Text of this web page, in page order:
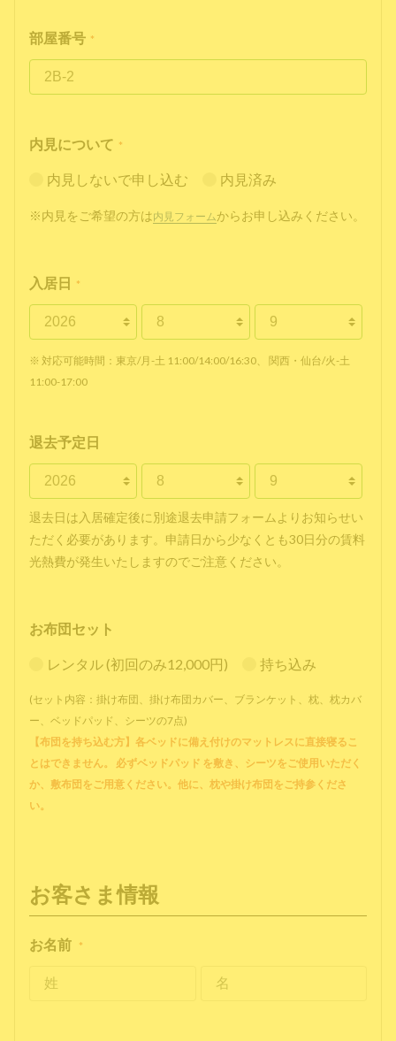
部屋番号 *
内見について *
内見しないで申し込む 内見済み
※内見をご希望の方は 内見フォームからお申し込みください。
入居日 *
※ 対応可能時間：東京/月-土 11:00/14:00/16:30、 関西・仙台/火-土
11:00-17:00
退去予定日
退去日は入居確定後に別途退去申請フォームよりお知らせい
ただく必要があります。申請日から少なくとも30日分の賃料
光熱費が発生いたしますのでご注意ください。
お布団セット
レンタル (初回のみ12,000円) 持ち込み
(セット内容：掛け布団、掛け布団カバー、ブランケット、枕、枕カバ
ー、ベッドパッド、シーツの7点)
【布団を持ち込む方】各ベッドに備え付けのマットレスに直接寝るこ
とはできません。 必ずベッドパッド を敷き、シーツをご使用いただく
か、敷布団をご用意ください。他に、枕や掛け布団をご持参くださ
い。
お客さま情報
お名前 *